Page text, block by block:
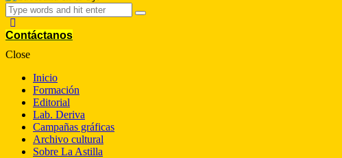
Contáctanos
Close
Inicio
Formación
Editorial
Lab. Deriva
Campañas gráficas
Archivo cultural
Sobre La Astilla